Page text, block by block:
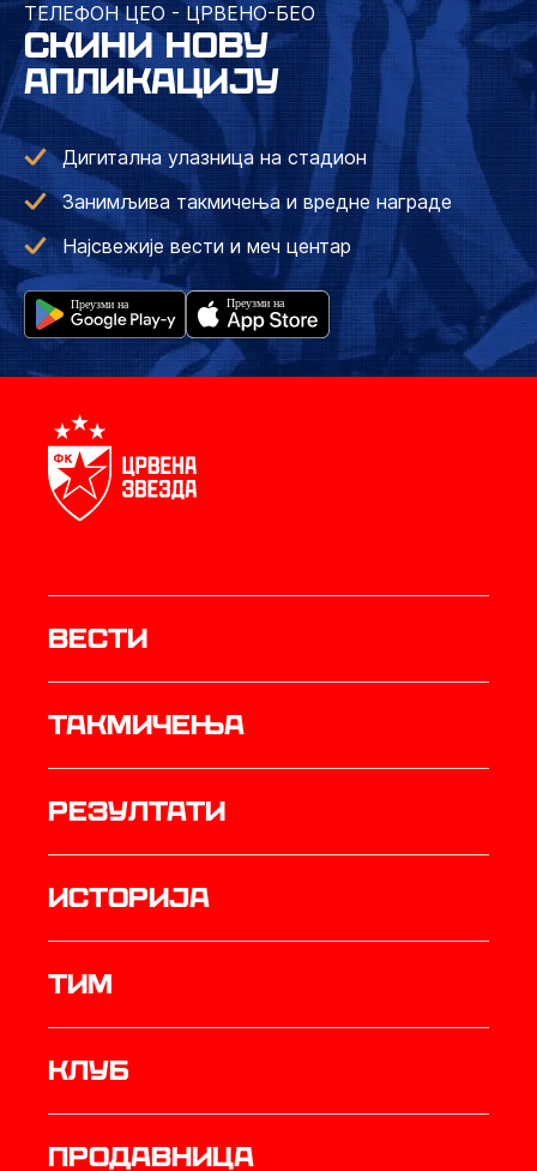
ТЕЛЕФОН ЦЕО - ЦРВЕНО-БЕО
СКИНИ НОВУ
АПЛИКАЦИЈУ
Дигитална улазница на стадион
Занимљива такмичења и вредне награде
Најсвежије вести и меч центар
Вести
Такмичења
резултати
историја
ТИМ
Клуб
продавница